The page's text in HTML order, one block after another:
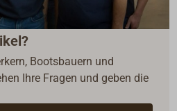
Bootsbauern und
Ihre Fragen und geben die